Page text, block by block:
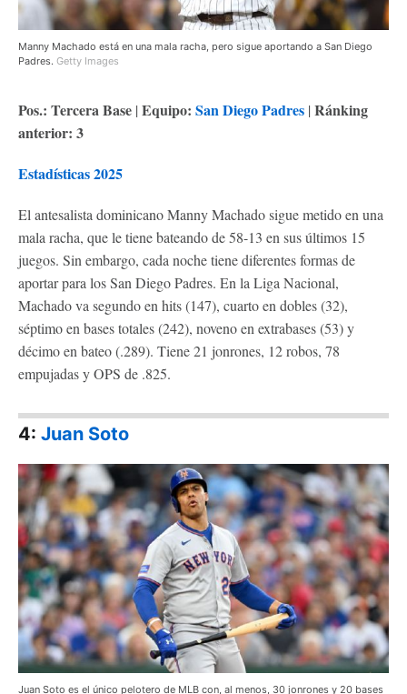
Manny Machado está en una mala racha, pero sigue aportando a San Diego
Padres. Getty Images
Pos.: Tercera Base | Equipo: San Diego Padres | Ránking
anterior: 3
Estadísticas 2025
El antesalista dominicano Manny Machado sigue metido en una
mala racha, que le tiene bateando de 58-13 en sus últimos 15
juegos. Sin embargo, cada noche tiene diferentes formas de
aportar para los San Diego Padres. En la Liga Nacional,
Machado va segundo en hits (147), cuarto en dobles (32),
séptimo en bases totales (242), noveno en extrabases (53) y
décimo en bateo (.289). Tiene 21 jonrones, 12 robos, 78
empujadas y OPS de .825.
4: Juan Soto
Juan Soto es el único pelotero de MLB con, al menos, 30 jonrones y 20 bases